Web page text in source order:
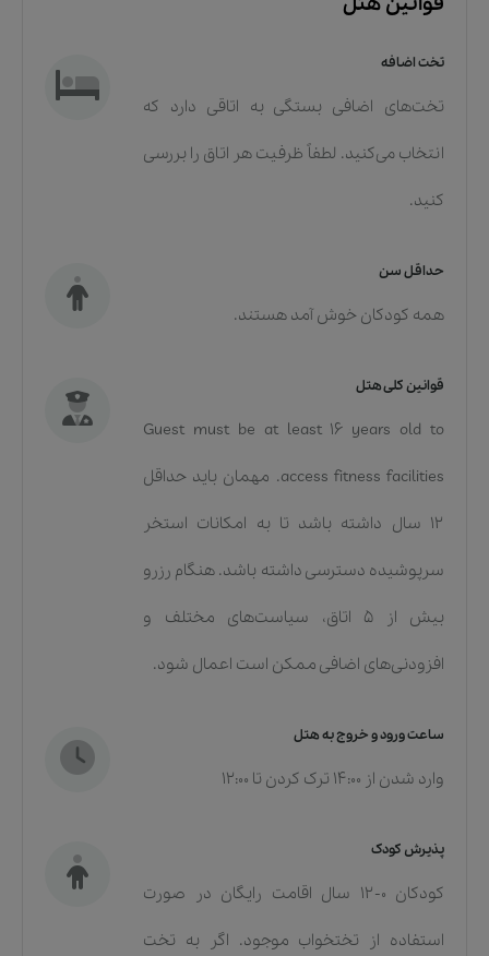
تخت اضافه
تخت‌های اضافی بستگی به اتاقی دارد که
انتخاب می‌کنید. لطفاً ظرفیت هر اتاق را بررسی
کنید.
حداقل سن
همه کودکان خوش آمد هستند.
قوانین کلی هتل
Guest must be at least 16 years old to
access fitness facilities. مهمان باید حداقل
۱۲ سال داشته باشد تا به امکانات استخر
سرپوشیده دسترسی داشته باشد. هنگام رزرو
بیش از ۵ اتاق، سیاست‌های مختلف و
افزودنی‌های اضافی ممکن است اعمال شود.
ساعت ورود و خروج به هتل
وارد شدن از 14:00 ترک کردن تا 12:00
پذیرش کودک
کودکان ۰-۱۲ سال اقامت رایگان در صورت
استفاده از تختخواب موجود. اگر به تخت